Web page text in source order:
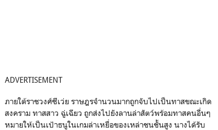
ADVERTISEMENT
ภายใต้ราชวงศ์ซีเว่ย ราษฎรจำนวนมากถูกจับไปเป็นทาสขณะเกิด
สงคราม ทาสสาว ฉู่เฉียว ถูกส่งไปยังลานล่าสัตว์พร้อมทาสคนอื่นๆ
หมายให้เป็นเป้าธนูในเกมล่าเหยื่อของเหล่าชนชั้นสูง นางได้รับ